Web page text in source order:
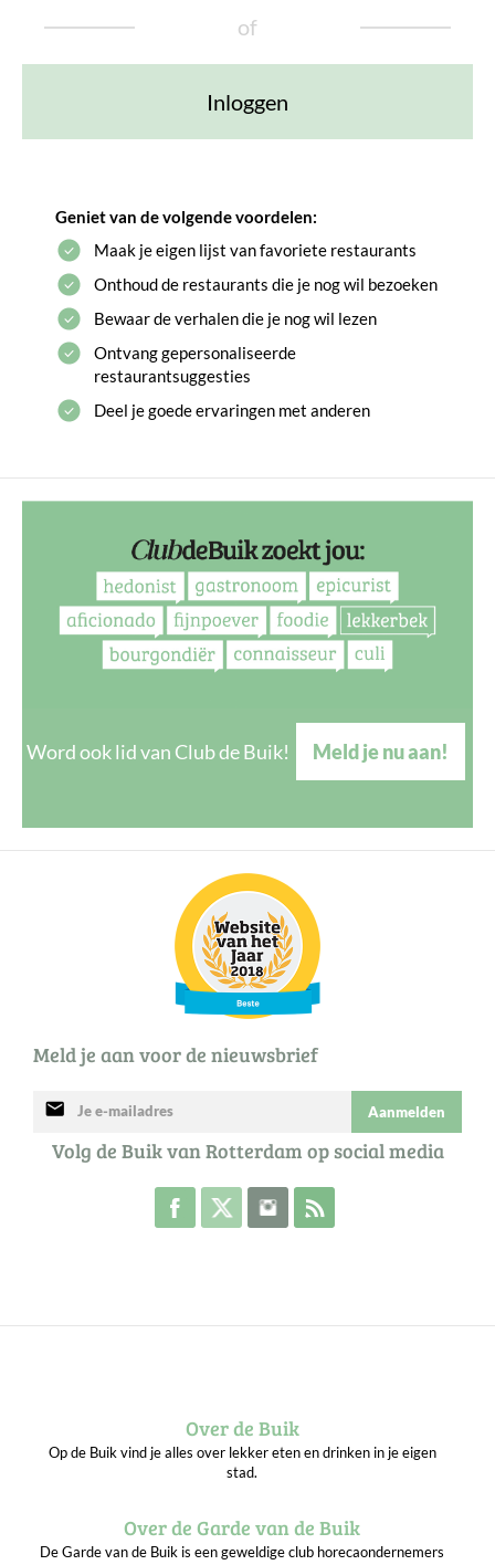
of
Inloggen
Geniet van de volgende voordelen:
Maak je eigen lijst van favoriete restaurants
Onthoud de restaurants die je nog wil bezoeken
Bewaar de verhalen die je nog wil lezen
Ontvang gepersonaliseerde
restaurantsuggesties
Deel je goede ervaringen met anderen
Word ook lid van Club de Buik! Meld je nu aan!
Meld je aan voor de nieuwsbrief
mail Aanmelden
Volg de Buik van Rotterdam op social media
Volg de Buik op Facebook
Volg de Buik op Twitter
Volg de Buik op Instagram
Over de Buik
Op de Buik vind je alles over lekker eten en drinken in je eigen
stad.
Over de Garde van de Buik
De Garde van de Buik is een geweldige club horecaondernemers